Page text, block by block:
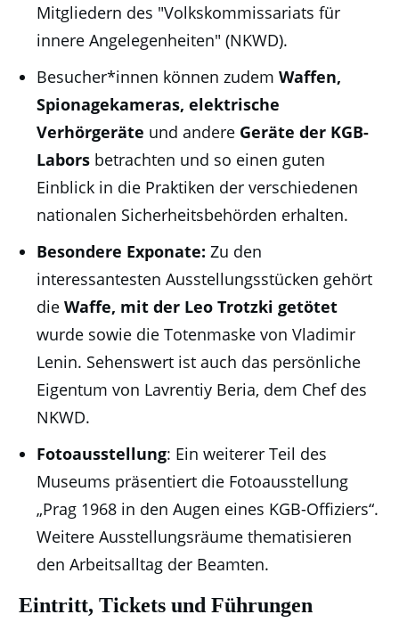
Mitgliedern des "Volkskommissariats für
innere Angelegenheiten" (NKWD).
Besucher*innen können zudem Waffen,
Spionagekameras, elektrische
Verhörgeräte und andere Geräte der KGB-
Labors betrachten und so einen guten
Einblick in die Praktiken der verschiedenen
nationalen Sicherheitsbehörden erhalten.
Besondere Exponate: Zu den
interessantesten Ausstellungsstücken gehört
die Waffe, mit der Leo Trotzki getötet
wurde sowie die Totenmaske von Vladimir
Lenin. Sehenswert ist auch das persönliche
Eigentum von Lavrentiy Beria, dem Chef des
NKWD.
Fotoausstellung: Ein weiterer Teil des
Museums präsentiert die Fotoausstellung
„Prag 1968 in den Augen eines KGB-Offiziers“.
Weitere Ausstellungsräume thematisieren
den Arbeitsalltag der Beamten.
Eintritt, Tickets und Führungen